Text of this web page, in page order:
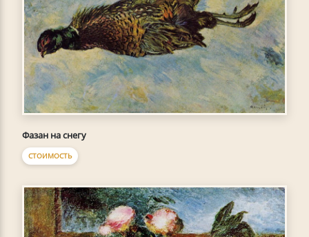
Фазан на снегу
СТОИМОСТЬ